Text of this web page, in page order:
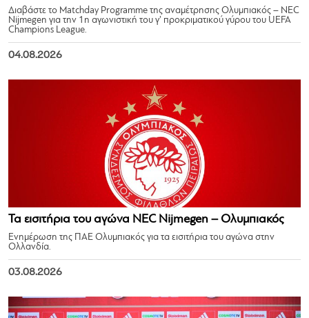
Διαβάστε το Matchday Programme της αναμέτρησης Ολυμπιακός – NEC
Nijmegen για την 1η αγωνιστική του γ’ προκριματικού γύρου του UEFA
Champions League.
04.08.2026
Τα εισιτήρια του αγώνα NEC Nijmegen – Ολυμπιακός
Ενημέρωση της ΠΑΕ Ολυμπιακός για τα εισιτήρια του αγώνα στην
Ολλανδία.
03.08.2026